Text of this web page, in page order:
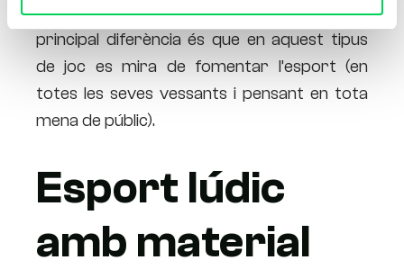
semblant alsjocs tradicionals, tot i que la
principal diferència és que en aquest tipus
de joc es mira de fomentar l’esport (en
totes les seves vessants i pensant en tota
mena de públic).
Esport lúdic
amb material